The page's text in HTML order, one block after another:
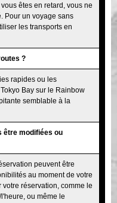
êtes en retard, vous ne
Pour un voyage sans
les transports en
?
rapides ou les
Bay sur le Rainbow
semblable à la
être modifiées ou
peuvent être
au moment de votre
réservation, comme le
ou même le